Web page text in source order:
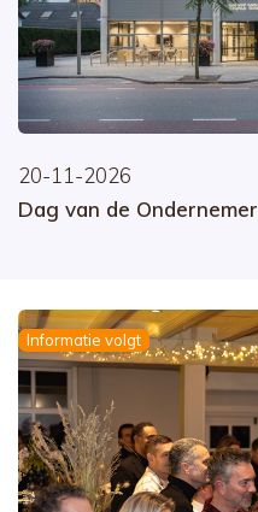
20-11-2026
Dag van de Ondernemer
Informatie volgt